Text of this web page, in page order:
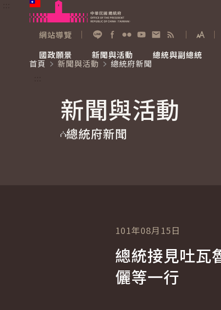
跳到主要內容
網站導覽
展開
國政願景
國家氣候變遷對策委員會
重要談話
新聞與活動
總統府新聞
影音頻道
總統與副總統
賴清德總統
參觀資訊
首頁
新聞與活動
總統府新聞
新聞與活動
總統府新聞
101年08月15日
總統接見吐瓦
儷等一行